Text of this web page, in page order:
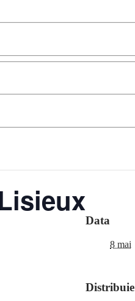
Data
8 mai
Distribuie